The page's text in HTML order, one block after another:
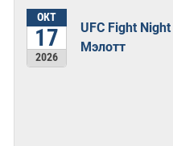
ОКТ
17
2026
UFC Fight
Мэлотт